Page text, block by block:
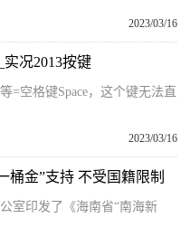
2023/03/16
况2013按键
=空格键Space，这个键无法直
2023/03/16
桶金”支持 不受国籍限制
室印发了《海南省“南海新